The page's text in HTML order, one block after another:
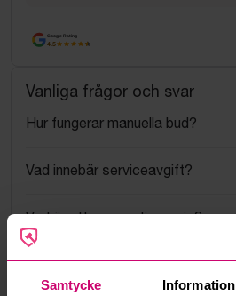
Samtycke Information
Google Rating
4.5
Vanliga frågor och svar
Hur fungerar manuella bud?
Vad innebär serviceavgift?
Vad är ett reservationspris?
Hur fungerar maxbud?